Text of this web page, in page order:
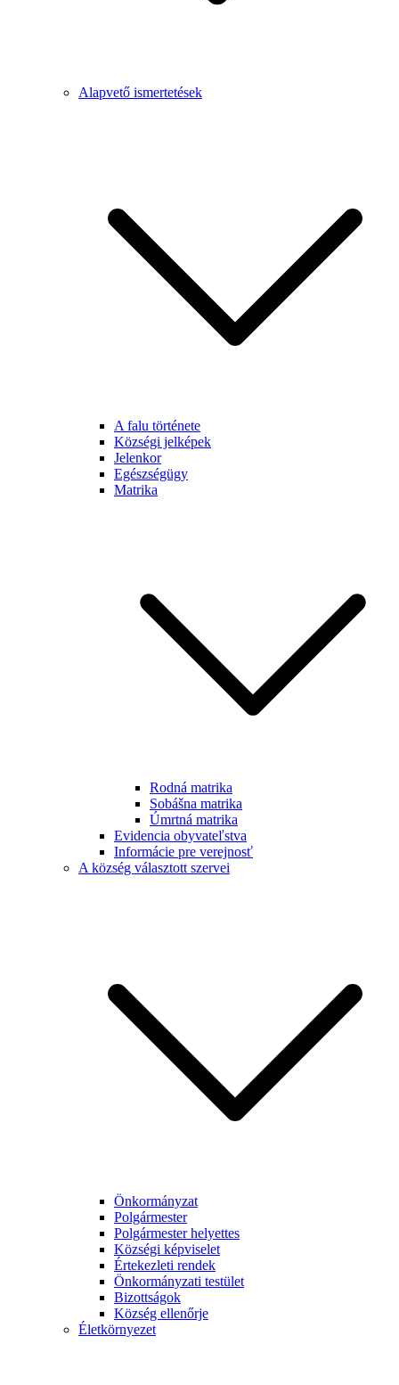
Alapvető ismertetések
A falu története
Községi jelképek
Jelenkor
Egészségügy
Matrika
Rodná matrika
Sobášna matrika
Úmrtná matrika
Evidencia obyvateľstva
Informácie pre verejnosť
A község választott szervei
Önkormányzat
Polgármester
Polgármester helyettes
Községi képviselet
Értekezleti rendek
Önkormányzati testület
Bizottságok
Község ellenőrje
Életkörnyezet